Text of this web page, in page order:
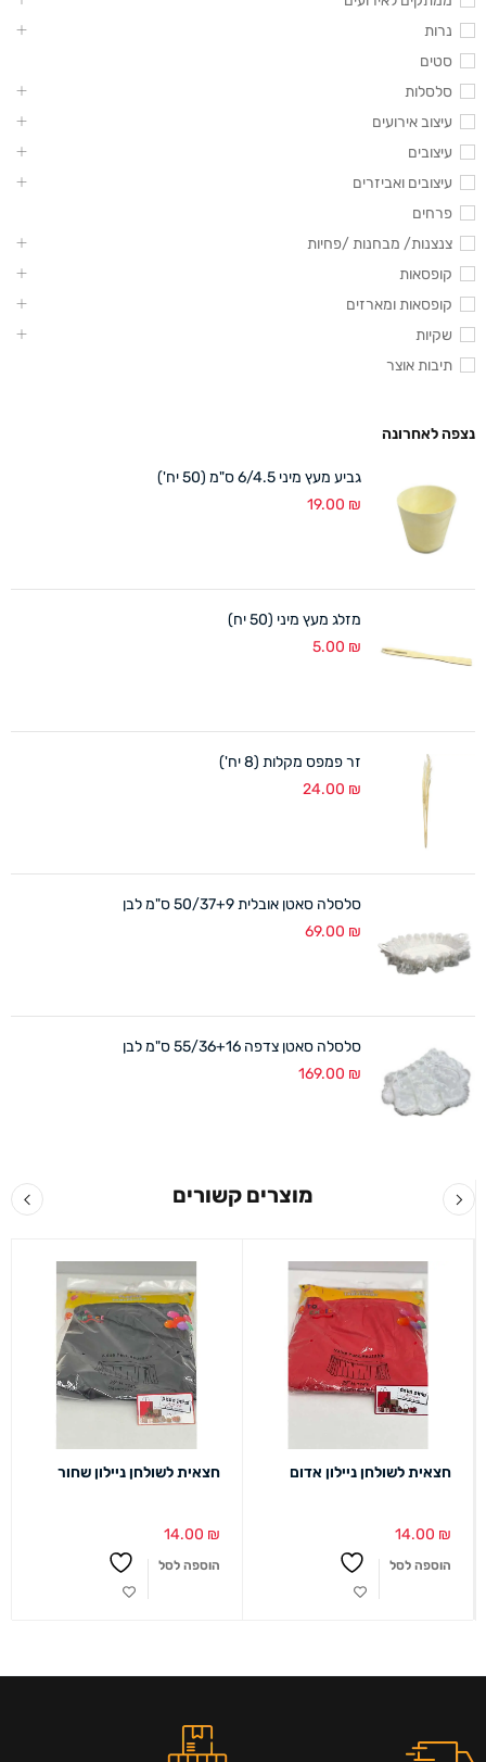
נרות
סטים
סלסלות
עיצוב אירועים
עיצובים
עיצובים ואביזרים
פרחים
צנצנות/ מבחנות /פחיות
קופסאות
קופסאות ומארזים
שקיות
תיבות אוצר
נצפה לאחרונה
גביע מעץ מיני 6/4.5 ס"מ (50 יח')
19.00 ₪
מזלג מעץ מיני (50 יח)
5.00 ₪
זר פמפס מקלות (8 יח')
24.00 ₪
סלסלה סאטן אובלית 50/37+9 ס"מ לבן
69.00 ₪
סלסלה סאטן צדפה 55/36+16 ס"מ לבן
169.00 ₪
מוצרים קשורים
חצאית לשולחן ניילון אדום
14.00 ₪
הוספה לסל
חצאית לשולחן ניילון שחור
14.00 ₪
הוספה לסל